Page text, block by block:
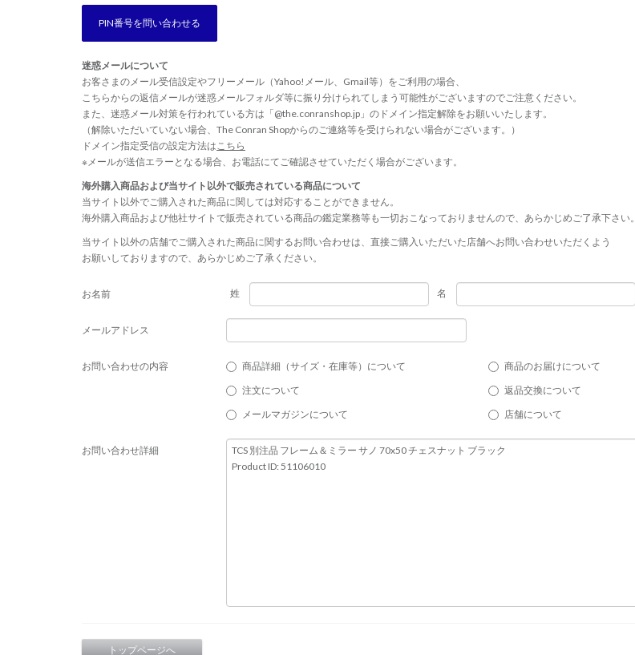
PIN番号を問い合わせる
迷惑メールについて
お客さまのメール受信設定やフリーメール（Yahoo!メール、Gmail等）をご利用の場合、
こちらからの返信メールが迷惑メールフォルダ等に振り分けられてしまう可能性がございますのでご注意ください。
また、迷惑メール対策を行われている方は「@the.conranshop.jp」のドメイン指定解除をお願いいたします。
（解除いただいていない場合、The Conran Shopからのご連絡等を受けられない場合がございます。）
ドメイン指定受信の設定方法はこちら
※メールが送信エラーとなる場合、お電話にてご確認させていただく場合がございます。
海外購入商品および当サイト以外で販売されている商品について
当サイト以外でご購入された商品に関しては対応することができません。
海外購入商品および他社サイトで販売されている商品の鑑定業務等も一切おこなっておりませんので、あらかじめご了承下さい。
当サイト以外の店舗でご購入された商品に関するお問い合わせは、直接ご購入いただいた店舗へお問い合わせいただくよう
お願いしておりますので、あらかじめご了承ください。
お名前 姓 名
メールアドレス
お問い合わせの内容 商品詳細（サイズ・在庫等）について 商品のお届けについて
注文について
返品交換について
メールマガジンについて
店舗について
お問い合わせ詳細
トップページへ